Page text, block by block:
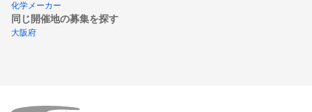
化学メーカー
同じ開催地の募集を探す
大阪府